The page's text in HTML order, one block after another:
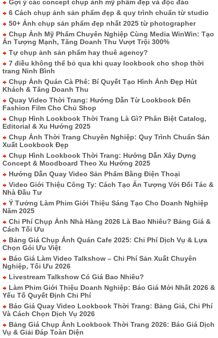
Gợi ý các concept chụp ảnh mỹ phẩm đẹp và độc đáo
6 Cách chụp ảnh sản phẩm đẹp & quy trình chuẩn từ studio
50+ Ảnh chụp sản phẩm đẹp nhất 2025 từ photographer
Chụp Ảnh Mỹ Phẩm Chuyên Nghiệp Cùng Media WinWin: Tạo
Ấn Tượng Mạnh, Tăng Doanh Thu Vượt Trội 300%
Tự chụp ảnh sản phẩm hay thuê agency?
7 điều không thể bỏ qua khi quay lookbook cho shop thời
trang Ninh Bình
Chụp Ảnh Quán Cà Phê: Bí Quyết Tạo Hình Ảnh Đẹp Hút
Khách & Tăng Doanh Thu
Quay Video Thời Trang: Hướng Dẫn Từ Lookbook Đến
Fashion Film Cho Chủ Shop
Chụp Hình Lookbook Thời Trang Là Gì? Phân Biệt Catalog,
Editorial & Xu Hướng 2025
Chụp Ảnh Thời Trang Chuyên Nghiệp: Quy Trình Chuẩn Sản
Xuất Lookbook Đẹp
Chụp Hình Lookbook Thời Trang: Hướng Dẫn Xây Dựng
Concept & Moodboard Theo Xu Hướng 2025
Hướng Dẫn Quay Video Sản Phẩm Bằng Điện Thoại
Video Giới Thiệu Công Ty: Cách Tạo Ấn Tượng Với Đối Tác &
Nhà Đầu Tư
Ý Tưởng Làm Phim Giới Thiệu Sáng Tạo Cho Doanh Nghiệp
Năm 2025
Chi Phí Chụp Ảnh Nhà Hàng 2026 Là Bao Nhiêu? Bảng Giá &
Cách Tối Ưu
Bảng Giá Chụp Ảnh Quán Cafe 2025: Chi Phí Dịch Vụ & Lựa
Chọn Gói Ưu Việt
Báo Giá Làm Video Talkshow – Chi Phí Sản Xuất Chuyên
Nghiệp, Tối Ưu 2026
Livestream Talkshow Có Giá Bao Nhiêu?
Làm Phim Giới Thiệu Doanh Nghiệp: Báo Giá Mới Nhất 2026 &
Yếu Tố Quyết Định Chi Phí
Báo Giá Quay Video Lookbook Thời Trang: Bảng Giá, Chi Phí
Và Cách Chọn Dịch Vụ 2026
Bảng Giá Chụp Ảnh Lookbook Thời Trang 2026: Báo Giá Dịch
Vụ & Giải Đáp Toàn Diện